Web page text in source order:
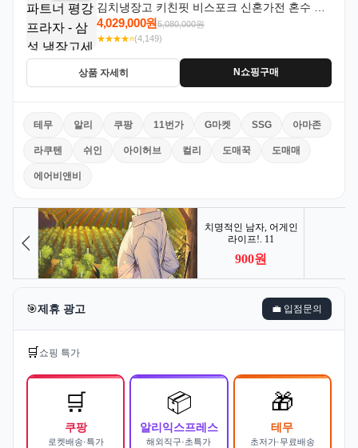
김치냉장고 키친핏 비스포크 신혼가전 혼수 입
주가전 빌트인 화이트
4,029,000원5,080,000원
★★★★⭐(4,149)
상품 자세히 N쇼핑구매
테무 알리 쿠팡 11번가 G마켓 SSG 아마존
라쿠텐 쉬인 아이허브 컬리 도매꾹 도매매
에어비앤비
🎯제휴 광고 💼 입점문의
🛒 쇼핑 특가
🛒
쿠팡
로켓배송·특가
📦
알리익스프레스
해외직구·초특가
🎁
테무
초저가·무료배송